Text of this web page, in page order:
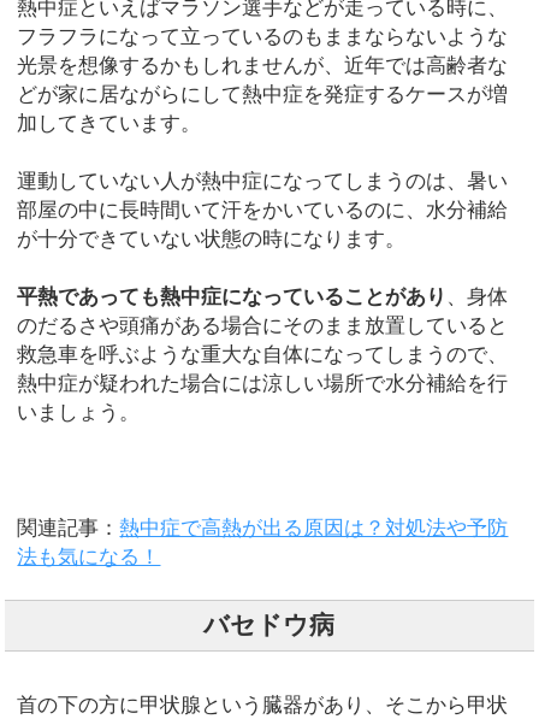
熱中症といえばマラソン選手などが走っている時に、
フラフラになって立っているのもままならないような
光景を想像するかもしれませんが、近年では高齢者な
どが家に居ながらにして熱中症を発症するケースが増
加してきています。
運動していない人が熱中症になってしまうのは、暑い
部屋の中に長時間いて汗をかいているのに、水分補給
が十分できていない状態の時になります。
平熱であっても熱中症になっていることがあり 、身体
のだるさや頭痛がある場合にそのまま放置していると
救急車を呼ぶような重大な自体になってしまうので、
熱中症が疑われた場合には涼しい場所で水分補給を行
いましょう。
関連記事：熱中症で高熱が出る原因は？対処法や予防
法も気になる！
バセドウ病
首の下の方に甲状腺という臓器があり、そこから甲状